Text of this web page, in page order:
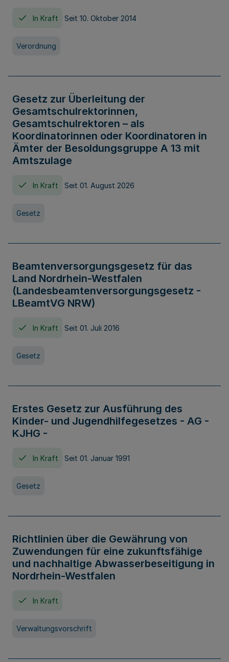
In Kraft Seit 10. Oktober 2014
Verordnung
Gesetz zur Überleitung der
Gesamtschulrektorinnen,
Gesamtschulrektoren – als
Koordinatorinnen oder Koordinatoren in
Ämter der Besoldungsgruppe A 13 mit
Amtszulage
In Kraft Seit 01. August 2026
Gesetz
Beamtenversorgungsgesetz für das
Land Nordrhein-Westfalen
(Landesbeamtenversorgungsgesetz -
LBeamtVG NRW)
In Kraft Seit 01. Juli 2016
Gesetz
Erstes Gesetz zur Ausführung des
Kinder- und Jugendhilfegesetzes - AG -
KJHG -
In Kraft Seit 01. Januar 1991
Gesetz
Richtlinien über die Gewährung von
Zuwendungen für eine zukunftsfähige
und nachhaltige Abwasserbeseitigung in
Nordrhein-Westfalen
In Kraft
Verwaltungsvorschrift